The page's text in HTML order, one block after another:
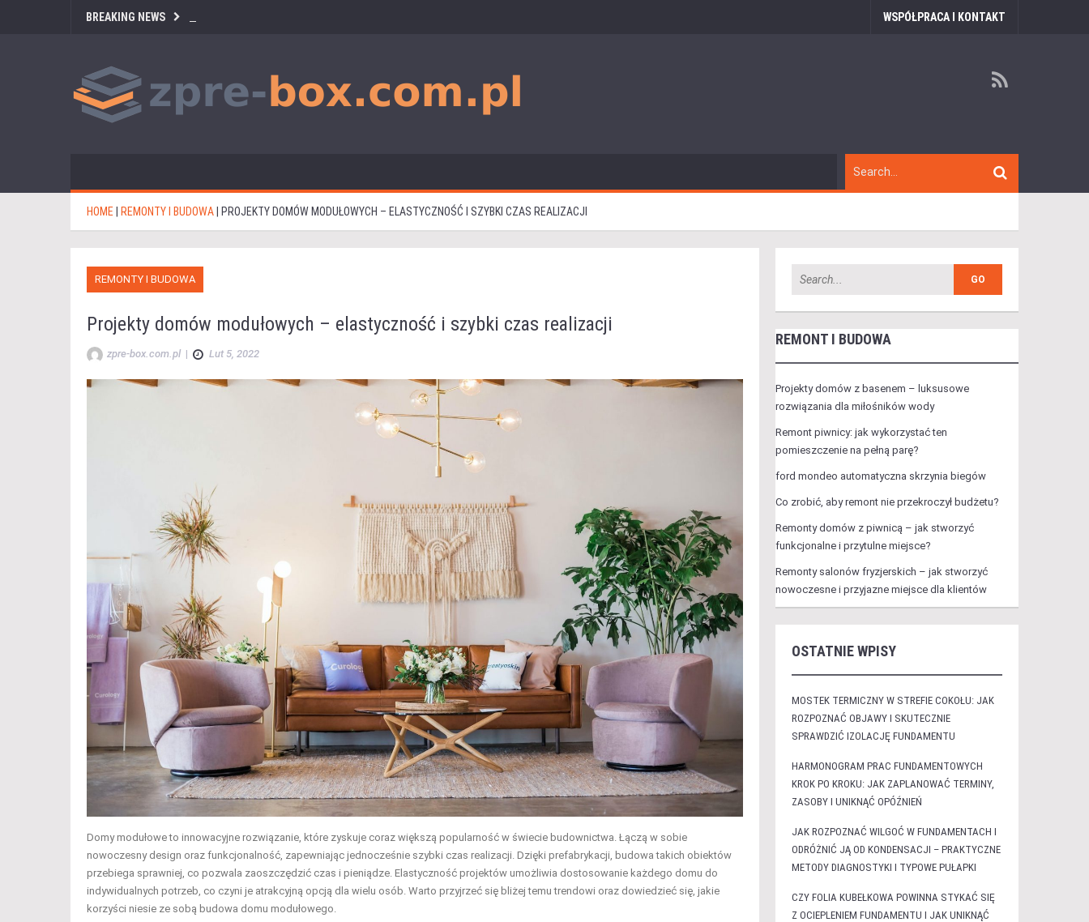
BREAKING NEWS WSPÓŁPRACA I KONTAKT
HOME REMONTY I BUDOWA PROJEKTY DOMÓW MODUŁOWYCH – ELASTYCZNOŚĆ I SZYBKI CZAS REALIZACJI
REMONTY I BUDOWA
Projekty domów modułowych – elastyczność i szybki czas realizacji
zpre-box.com.pl | Lut 5, 2022
Domy modułowe to innowacyjne rozwiązanie, które zyskuje coraz większą popularność w świecie budownictwa. Łączą w sobie
nowoczesny design oraz funkcjonalność, zapewniając jednocześnie szybki czas realizacji. Dzięki prefabrykacji, budowa takich obiektów
przebiega sprawniej, co pozwala zaoszczędzić czas i pieniądze. Elastyczność projektów umożliwia dostosowanie każdego domu do
indywidualnych potrzeb, co czyni je atrakcyjną opcją dla wielu osób. Warto przyjrzeć się bliżej temu trendowi oraz dowiedzieć się, jakie
korzyści niesie ze sobą budowa domu modułowego.
REMONT I BUDOWA
Projekty domów z basenem – luksusowe
rozwiązania dla miłośników wody
Remont piwnicy: jak wykorzystać ten
pomieszczenie na pełną parę?
ford mondeo automatyczna skrzynia biegów
Co zrobić, aby remont nie przekroczył budżetu?
Remonty domów z piwnicą – jak stworzyć
funkcjonalne i przytulne miejsce?
Remonty salonów fryzjerskich – jak stworzyć
nowoczesne i przyjazne miejsce dla klientów
OSTATNIE WPISY
MOSTEK TERMICZNY W STREFIE COKOŁU: JAK
ROZPOZNAĆ OBJAWY I SKUTECZNIE
SPRAWDZIĆ IZOLACJĘ FUNDAMENTU
HARMONOGRAM PRAC FUNDAMENTOWYCH
KROK PO KROKU: JAK ZAPLANOWAĆ TERMINY,
ZASOBY I UNIKNĄĆ OPÓŹNIEŃ
JAK ROZPOZNAĆ WILGOĆ W FUNDAMENTACH I
ODRÓŻNIĆ JĄ OD KONDENSACJI – PRAKTYCZNE
METODY DIAGNOSTYKI I TYPOWE PUŁAPKI
CZY FOLIA KUBEŁKOWA POWINNA STYKAĆ SIĘ
Z OCIEPLENIEM FUNDAMENTU I JAK UNIKNĄĆ